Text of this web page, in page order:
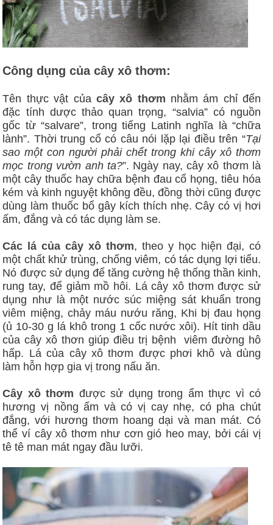
Công dụng của cây xô thơm:
Tên thực vật của cây xô thơm nhằm ám chỉ đến
đặc tính dược thảo quan trọng, “salvia” có nguồn
gốc từ “salvare”, trong tiếng Latinh nghĩa là “chữa
lành”. Thời trung cổ có câu nói lặp lại điều trên “Tại
sao một con người phải chết trong khi cây xô thơm
mọc trong vườn anh ta?”. Ngày nay, cây xô thơm là
một cây thuốc hay chữa bệnh đau cổ họng, tiêu hóa
kém và kinh nguyệt không đều, đồng thời cũng được
dùng làm thuốc bổ gây kích thích nhẹ. Cây có vị hơi
ấm, đắng và có tác dụng làm se.
Các lá của cây xô thơm, theo y học hiện đại, có
một chất khử trùng, chống viêm, có tác dụng lợi tiểu.
Nó được sử dụng để tăng cường hệ thống thần kinh,
rung tay, để giảm mồ hôi. Lá cây xô thơm được sử
dụng như là một nước súc miệng sát khuẩn trong
viêm miệng, chảy máu nướu răng, Khi bị đau họng
(ủ 10-30 g lá khô trong 1 cốc nước xôi). Hít tinh dầu
của cây xô thơn giúp điều trị bệnh viêm đường hô
hấp. Lá của cây xô thơm được phơi khô và dùng
làm hỗn hợp gia vị trong nấu ăn.
Cây xô thơm được sử dụng trong ẩm thực vì có
hương vị nồng ấm và có vị cay nhẹ, có pha chút
đắng, với hương thơm hoang dại và man mát. Có
thể ví cây xô thơm như cơn gió heo may, bởi cái vị
tê tê man mát ngay đầu lưỡi.